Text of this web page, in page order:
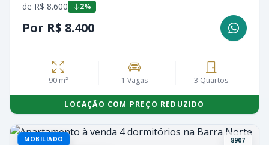
de R$ 8.600 2%
Por R$ 8.400
90 m² 1 Vagas 3 Quartos
LOCAÇÃO COM PREÇO REDUZIDO
MOBILIADO
8907